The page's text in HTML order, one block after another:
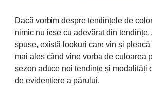
Dacă vorbim despre tendințele de
nimic nu iese cu adevărat din tendințe.
spuse, există lookuri care vin și pleacă
mai ales când vine vorba de culoarea
sezon aduce noi tendințe și modalități
de evidențiere a părului.